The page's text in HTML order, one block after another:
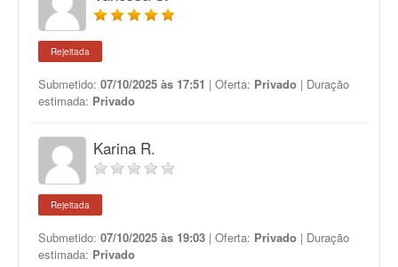
Rejeitada
Submetido: 07/10/2025 às 17:51 | Oferta: Privado | Duração
estimada: Privado
Karina R.
Rejeitada
Submetido: 07/10/2025 às 19:03 | Oferta: Privado | Duração
estimada: Privado